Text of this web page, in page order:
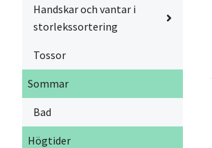
Handskar och vantar i
storlekssortering
Tossor
Sommar
Bad
Högtider